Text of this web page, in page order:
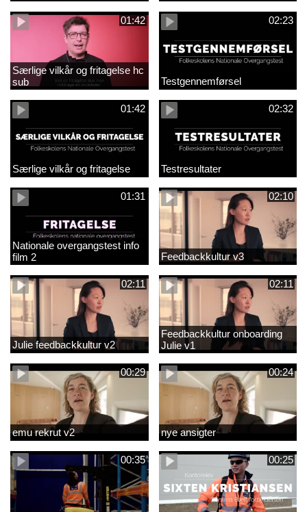
01:42
Særlige vilkår og fritagelse hc
sub
02:23
Testgennemførsel
01:42
Særlige vilkår og fritagelse
02:32
Testresultater
01:31
Nationale overgangstest info
film 2
02:10
Feedbackkultur v3
02:11
Julie feedbackkultur v2
02:11
Feedbackkultur onboarding
Julie v1
00:29
emu rekrut v2
00:24
nye ansigter
00:35 00:25